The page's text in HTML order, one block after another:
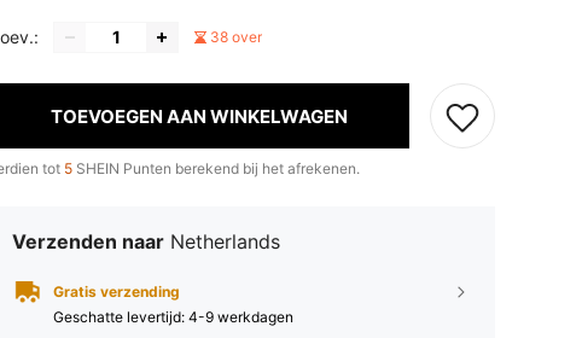
38 over
TOEVOEGEN AAN WINKELWAGEN
tot 5 SHEIN Punten berekend bij het afrekenen.
Verzenden naar Netherlands
Gratis verzending
Geschatte levertijd: 4-9 werkdagen